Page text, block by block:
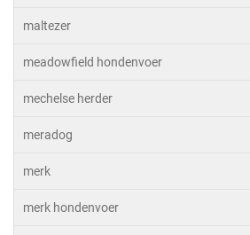
maltezer
meadowfield hondenvoer
mechelse herder
meradog
merk
merk hondenvoer